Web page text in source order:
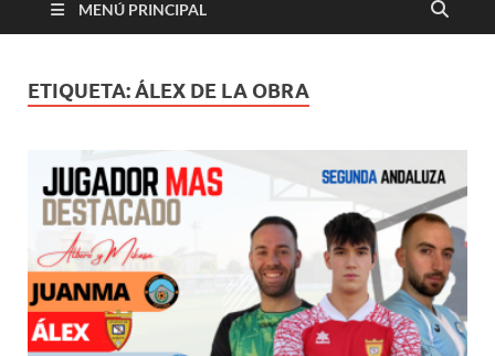
MENÚ PRINCIPAL
ETIQUETA:ÁLEX DE LA OBRA